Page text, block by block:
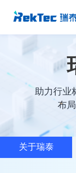
助力行业
布
关于瑞泰